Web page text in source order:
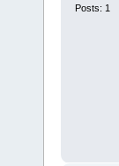
Posts: 1